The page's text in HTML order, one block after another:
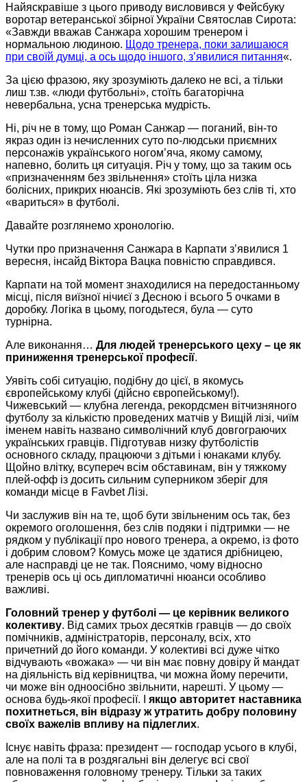
Найяскравіше з цього приводу висловився у Фейсбуку
воротар ветеранської збірної України Святослав Сирота:
«Завжди вважав Санжара хорошим тренером і
нормальною людиною. Щодо тренера, поки залишаюся
при своїй думці, а ось щодо іншого, з’явилися питання«.
За цією фразою, яку зрозуміють далеко не всі, а тільки
лиш т.зв. «люди футбольні», стоїть багаторічна
невербальна, усна тренерська мудрість.
Ні, річ не в тому, що Роман Санжар — поганий, він-то
якраз один із нечисленних суто по-людськи приємних
персонажів українського ногом’яча, якому самому,
напевно, болить ця ситуація. Річ у тому, що за таким ось
«призначенням без звільнення» стоїть ціла низка
болісних, прикрих нюансів. Які зрозуміють без слів ті, хто
«вариться» в футболі.
Давайте розглянемо хронологію.
Чутки про призначення Санжара в Карпати з’явилися 1
вересня, інсайд Віктора Вацка повністю справдився.
Карпати на той момент знаходилися на передостанньому
місці, після виїзної нічиєї з Десною і всього 5 очками в
доробку. Логіка в цьому, погодьтеся, була — суто
турнірна.
Але виконання… Для людей тренерського цеху – це як
приниження тренерської професії.
Уявіть собі ситуацію, подібну до цієї, в якомусь
європейському клубі (дійсно європейському!).
Чижевський — клубна легенда, рекордсмен вітчизняного
футболу за кількістю проведених матчів у Вищій лізі, чиїм
іменем навіть названо символічний клуб довгограючих
українських гравців. Підготував низку футболістів
основного складу, працюючи з дітьми і юнаками клубу.
Щойно влітку, всупереч всім обставинам, він у тяжкому
плей-офф із досить сильним суперником зберіг для
команди місце в Favbet Лізі.
Чи заслужив він на те, щоб бути звільненим ось так, без
окремого оголошення, без слів подяки і підтримки — не
рядком у публікації про нового тренера, а окремо, із фото
і добрим словом? Комусь може це здатися дрібницею,
але насправді це не так. Пояснимо, чому відносно
тренерів ось ці ось дипломатичні нюанси особливо
важливі.
Головний тренер у футболі — це керівник великого
колективу. Від самих трьох десятків гравців — до своїх
помічників, адміністраторів, персоналу, всіх, хто
причетний до його команди. У колективі всі дуже чітко
відчувають «вожака» — чи він має повну довіру й мандат
на діяльність від керівництва, чи можна йому перечити,
чи може він одноосібно звільнити, нарешті. У цьому —
основа будь-якої професії. І якщо авторитет наставника
похитнеться, він відразу ж утратить добру половину
своїх важелів впливу на підлеглих.
Існує навіть фраза: президент — господар усього в клубі,
але на полі та в роздягальні він делегує всі свої
повноваження головному тренеру. Тільки за таких